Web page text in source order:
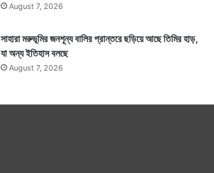
August 7, 2026
সাহারা মরুভূমির জনশূন্য বালির প্রান্তরে ছড়িয়ে আছে তিমির হাড়,
যা অন্য ইতিহাস বলছে
August 7, 2026